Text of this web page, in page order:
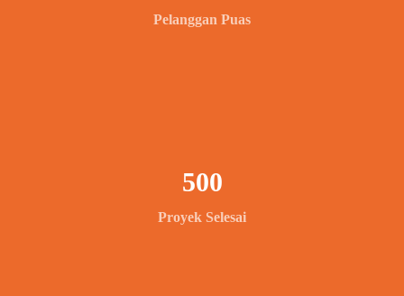
Pelanggan Puas
Proyek Selesai
500